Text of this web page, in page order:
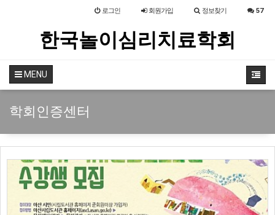
로그인 회원가입 정보찾기 57
한국놀이심리치료학회
MENU
학회인증센터